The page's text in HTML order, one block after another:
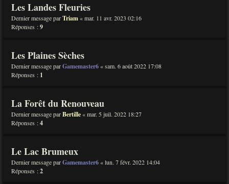
Les Landes Fleuries
Dernier message parTriam «mar. 11 avr. 2023 02:16
Réponses :9
Les Plaines Sèches
Dernier message parGamemaster6 «sam. 6 août 2022 17:08
Réponses : 1
La Forêt du Renouveau
Dernier message parBertille «mar. 5 juil. 2022 18:27
Réponses :4
Le Lac Brumeux
Dernier message parGamemaster6 «lun. 7 févr. 2022 14:04
Réponses :2